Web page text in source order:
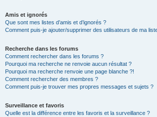
Amis et ignorés
Que sont mes listes d’amis et d’ignorés ?
Comment puis-je ajouter/supprimer des utilisateurs de ma
Recherche dans les forums
Comment rechercher dans les forums ?
Pourquoi ma recherche ne renvoie aucun résultat ?
Pourquoi ma recherche renvoie une page blanche ?!
Comment rechercher des membres ?
Comment puis-je trouver mes propres messages et sujets ?
Surveillance et favoris
Quelle est la différence entre les favoris et la surveillance ?